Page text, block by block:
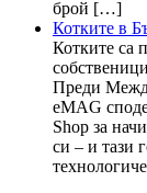
брой […]
Котките в
Котките са
Преди
eMAG
Shop за
си – и тази